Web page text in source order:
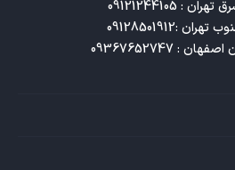
: 09367652747